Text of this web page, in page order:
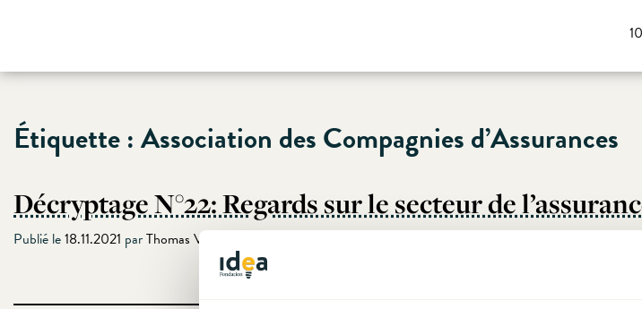
content
Étiquette :Association des Compagnies d’Assurances
Décryptage N°22: Regards sur le secteur de
Publié le18.11.2021 parThomas Valici